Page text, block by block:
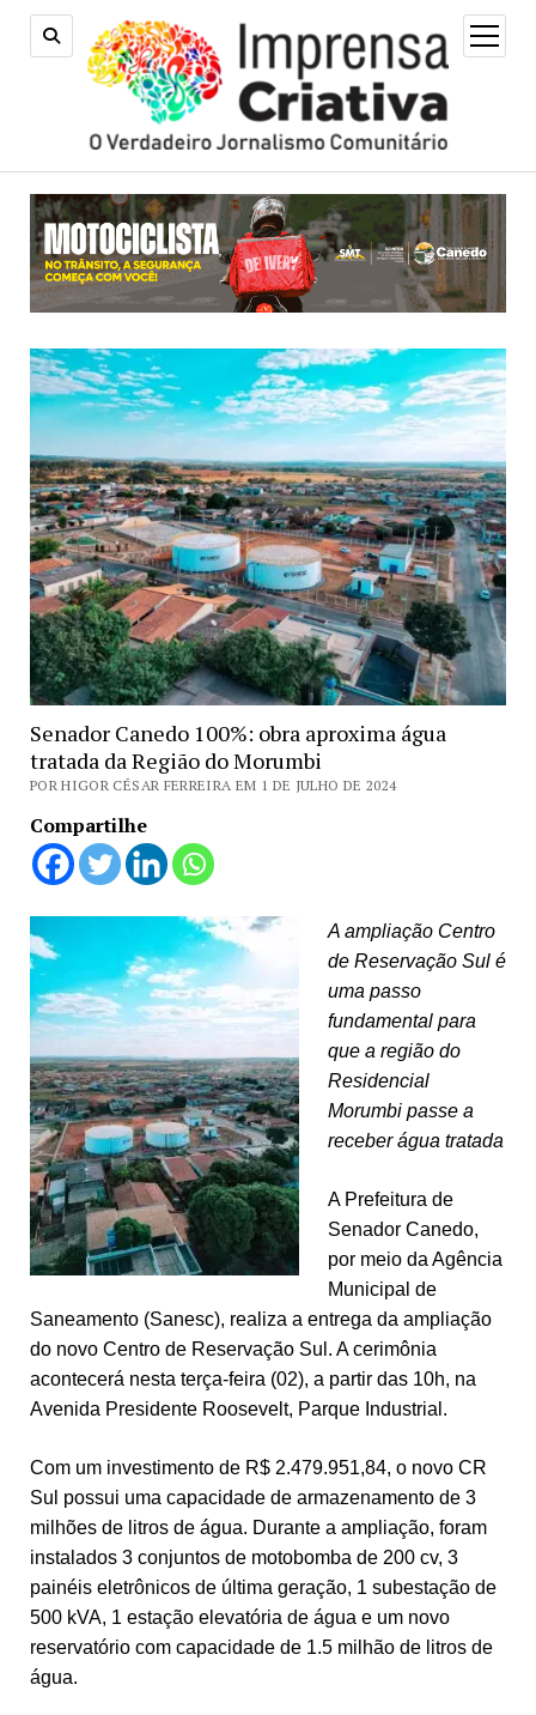
open
menu
Senador Canedo 100%: obra aproxima água
tratada da Região do Morumbi
POR HIGOR CÉSAR FERREIRA EM 1 DE JULHO DE 2024
Compartilhe
A ampliação Centro
de Reservação Sul é
uma passo
fundamental para
que a região do
Residencial
Morumbi passe a
receber água tratada
A Prefeitura de
Senador Canedo,
por meio da Agência
Municipal de
Saneamento (Sanesc), realiza a entrega da ampliação
do novo Centro de Reservação Sul. A cerimônia
acontecerá nesta terça-feira (02), a partir das 10h, na
Avenida Presidente Roosevelt, Parque Industrial.
Com um investimento de R$ 2.479.951,84, o novo CR
Sul possui uma capacidade de armazenamento de 3
milhões de litros de água. Durante a ampliação, foram
instalados 3 conjuntos de motobomba de 200 cv, 3
painéis eletrônicos de última geração, 1 subestação de
500 kVA, 1 estação elevatória de água e um novo
reservatório com capacidade de 1.5 milhão de litros de
água.